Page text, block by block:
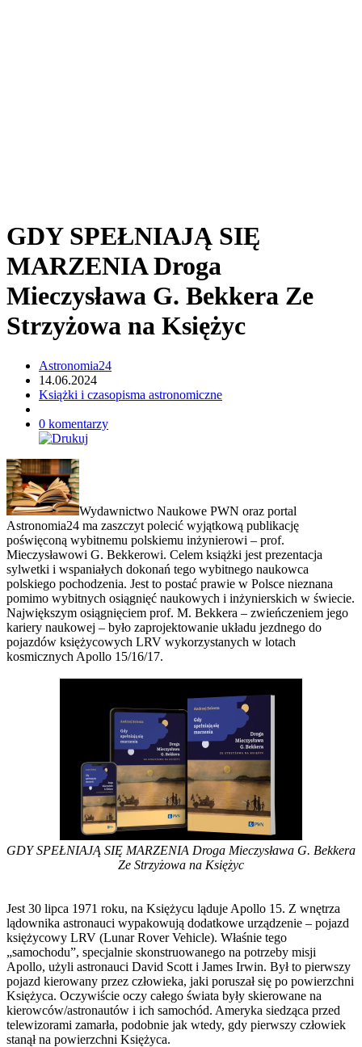
GDY SPEŁNIAJĄ SIĘ
MARZENIA Droga
Mieczysława G. Bekkera Ze
Strzyżowa na Księżyc
Astronomia24
14.06.2024
Książki i czasopisma astronomiczne
0 komentarzy
Wydawnictwo Naukowe PWN oraz portal
Astronomia24 ma zaszczyt polecić wyjątkową publikację
poświęconą wybitnemu polskiemu inżynierowi – prof.
Mieczysławowi G. Bekkerowi. Celem książki jest prezentacja
sylwetki i wspaniałych dokonań tego wybitnego naukowca
polskiego pochodzenia. Jest to postać prawie w Polsce nieznana
pomimo wybitnych osiągnięć naukowych i inżynierskich w świecie.
Największym osiągnięciem prof. M. Bekkera – zwieńczeniem jego
kariery naukowej – było zaprojektowanie układu jezdnego do
pojazdów księżycowych LRV wykorzystanych w lotach
kosmicznych Apollo 15/16/17.
GDY SPEŁNIAJĄ SIĘ MARZENIA Droga Mieczysława G. Bekkera
Ze Strzyżowa na Księżyc
Jest 30 lipca 1971 roku, na Księżycu ląduje Apollo 15. Z wnętrza
lądownika astronauci wypakowują dodatkowe urządzenie – pojazd
księżycowy LRV (Lunar Rover Vehicle). Właśnie tego
„samochodu”, specjalnie skonstruowanego na potrzeby misji
Apollo, użyli astronauci David Scott i James Irwin. Był to pierwszy
pojazd kierowany przez człowieka, jaki poruszał się po powierzchni
Księżyca. Oczywiście oczy całego świata były skierowane na
kierowców/astronautów i ich samochód. Ameryka siedząca przed
telewizorami zamarła, podobnie jak wtedy, gdy pierwszy człowiek
stanął na powierzchni Księżyca.